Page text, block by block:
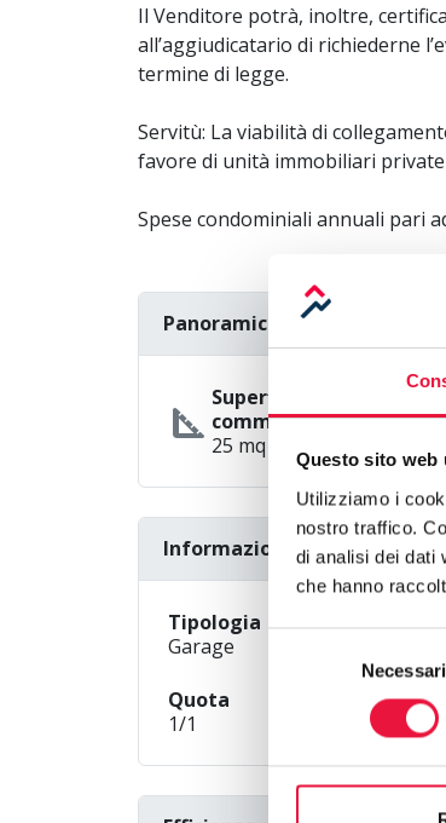
Questo sito web
Utilizziamo i
nostro traffico.
di analisi dei dati
che hanno
Necessari
Il Venditore potrà, inoltre,
all’aggiudicatario di richiederne
termine di legge.
Servitù: La viabilità di
favore di unità immobiliari
Spese condominiali annuali pari
Panoramica
square_foot Superficie
commerciale
25 mq
Informazioni generali
Tipologia
Garage
Quota
1/1